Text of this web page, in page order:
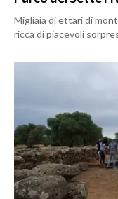
Migliaia di ettari di
ricca di piacevoli